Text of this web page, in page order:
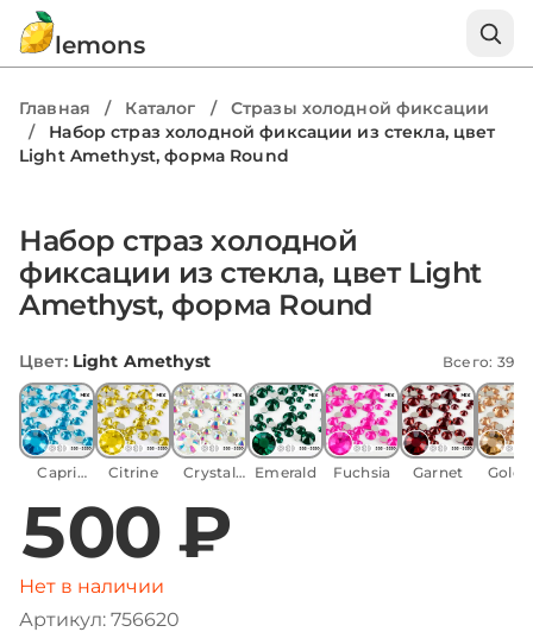
lemons
Главная / Каталог /
Стразы холодной фиксации
/
Набор страз холодной фиксации из стекла, цвет
Light Amethyst, форма Round
Набор страз холодной
фиксации из стекла, цвет Light
Amethyst, форма Round
Цвет: Light Amethyst Всего: 39
Capri
Citrine
Crystal
Emerald Fuchsia Garnet
500 ₽
Нет в наличии
Артикул: 756620